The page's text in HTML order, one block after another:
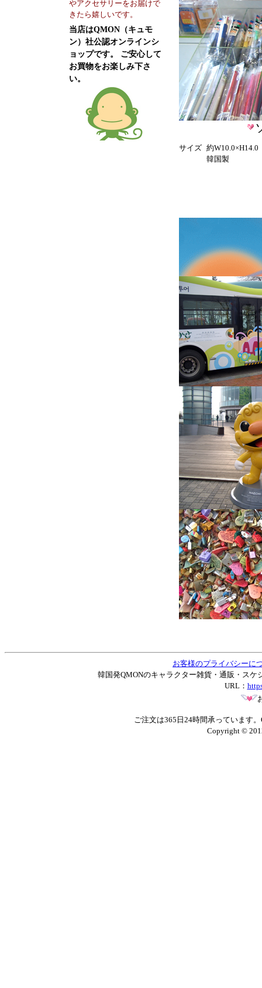
やアクセサリーをお届けで
きたら嬉しいです。
当店はQMON（キュモ
ン）社公認オンラインシ
ョップです。 ご安心して
お買物をお楽しみ下さ
い。
サイズ 約W10.0×H14.0
韓国製
お客様のプライバシーに
韓国発QMONのキャラクター雑貨・通販・スケ
URL：
ご注文は365日24時間承っています
Copyright ©